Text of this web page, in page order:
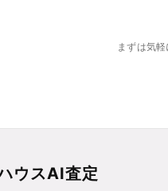
まずは気
ウスAI査定